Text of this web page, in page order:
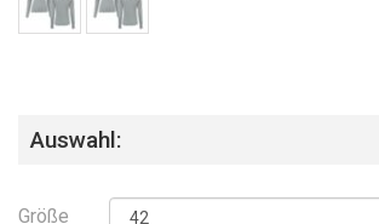
Auswahl:
Größe